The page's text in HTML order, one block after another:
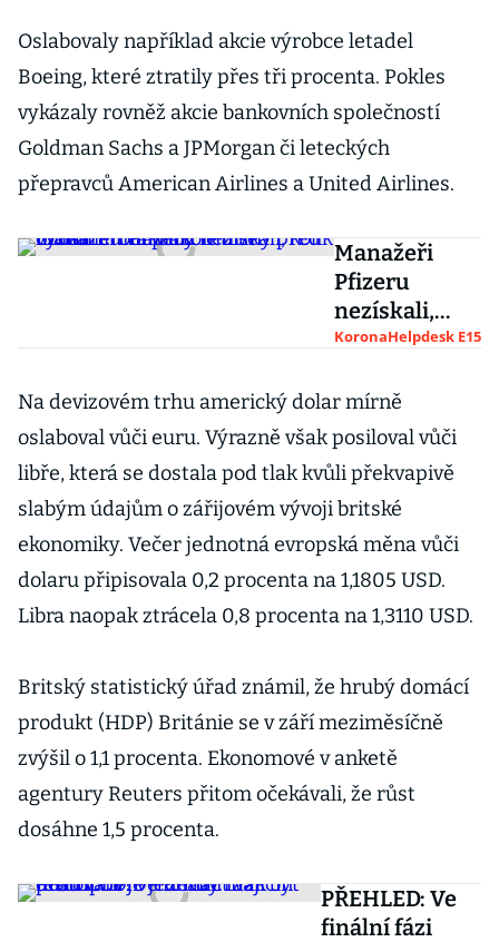
Oslabovaly například akcie výrobce letadel
Boeing, které ztratily přes tři procenta. Pokles
vykázaly rovněž akcie bankovních společností
Goldman Sachs a JPMorgan či leteckých
přepravců American Airlines a United Airlines.
Manažeři
Pfizeru
nezískali,
kolik mohli.
firmy před
oznámením
průlomu ve
výzkumu
vakcíny
KoronaHelpdesk E15
Na devizovém trhu americký dolar mírně
oslaboval vůči euru. Výrazně však posiloval vůči
libře, která se dostala pod tlak kvůli překvapivě
slabým údajům o zářijovém vývoji britské
ekonomiky. Večer jednotná evropská měna vůči
dolaru připisovala 0,2 procenta na 1,1805 USD.
Libra naopak ztrácela 0,8 procenta na 1,3110 USD.
Britský statistický úřad známil, že hrubý domácí
produkt (HDP) Británie se v září meziměsíčně
zvýšil o 1,1 procenta. Ekonomové v anketě
agentury Reuters přitom očekávali, že růst
dosáhne 1,5 procenta.
PŘEHLED: Ve
finální fázi